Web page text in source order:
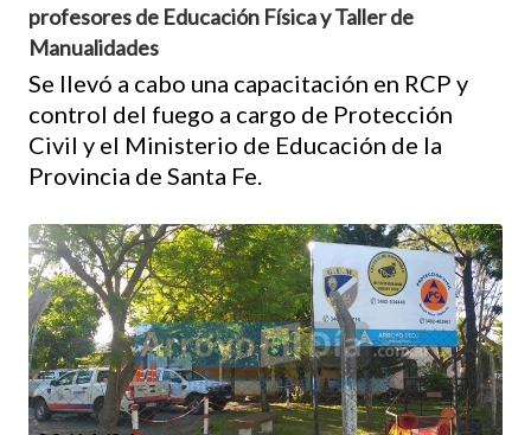
profesores de Educación Física y Taller de
Manualidades
Se llevó a cabo una capacitación en RCP y
control del fuego a cargo de Protección
Civil y el Ministerio de Educación de la
Provincia de Santa Fe.